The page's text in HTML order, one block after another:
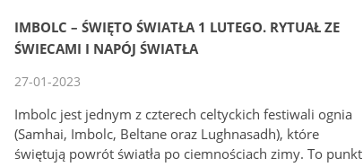
IMBOLC – ŚWIĘTO ŚWIATŁA 1 LUTEGO. RYTUAŁ ZE
ŚWIECAMI I NAPÓJ ŚWIATŁA
27-01-2023
Imbolc jest jednym z czterech celtyckich festiwali ognia
(Samhai, Imbolc, Beltane oraz Lughnasadh), które
świętują powrót światła po ciemnościach zimy. To punkt